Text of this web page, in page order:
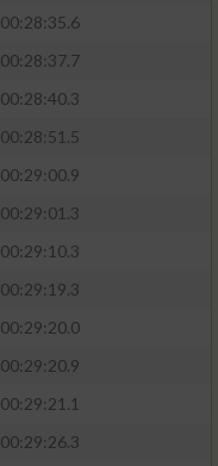
00:28:35.6
00:28:37.7
00:28:40.3
00:28:51.5
00:29:00.9
00:29:01.3
00:29:10.3
00:29:19.3
00:29:20.0
00:29:20.9
00:29:21.1
00:29:26.3